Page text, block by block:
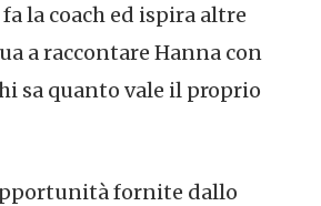
la coach ed ispira altre
a raccontare Hanna con
sa quanto vale il proprio
fornite dallo